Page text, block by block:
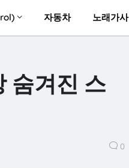
자동차 노래가사
숨겨진 스
0